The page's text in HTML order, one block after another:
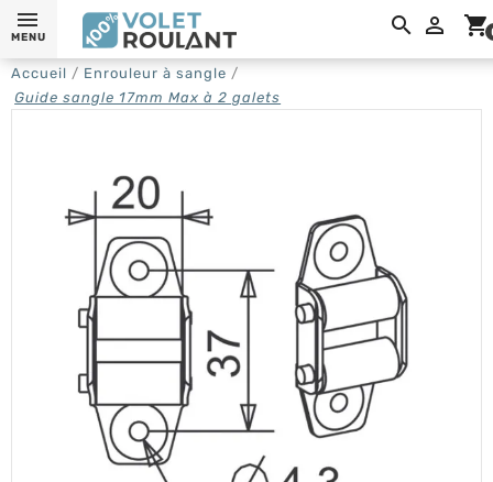
 shopping_cart
MENU
Accueil
Enrouleur à sangle
Guide sangle 17mm Max à 2 galets